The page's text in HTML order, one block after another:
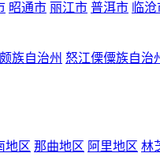
昭通市 丽江市 普洱市 临
族自治州 怒江傈僳族自治
地区 那曲地区 阿里地区 林